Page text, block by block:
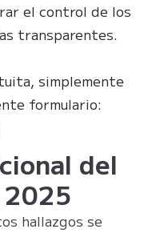
el control de los
transparentes.
simplemente
formulario:
del
hallazgos se